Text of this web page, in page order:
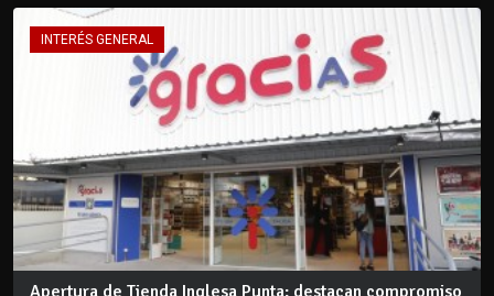
INTERÉS GENERAL
Apertura de Tienda Inglesa Punta: destacan compromiso